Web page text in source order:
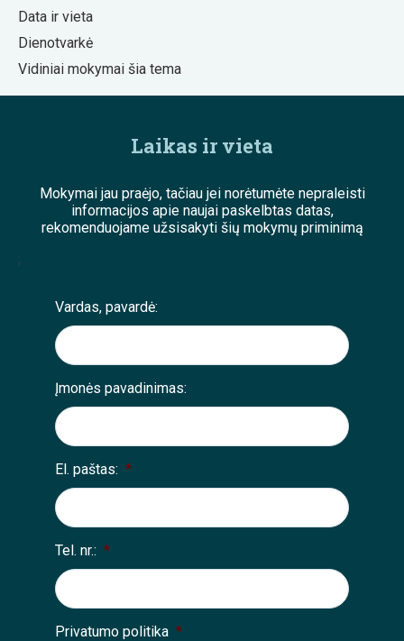
Data ir vieta
Dienotvarkė
Vidiniai mokymai šia tema
Laikas ir vieta
Mokymai jau praėjo, tačiau jei norėtumėte nepraleisti
informacijos apie naujai paskelbtas datas,
rekomenduojame užsisakyti šių mokymų priminimą
;
Vardas, pavardė:
Įmonės pavadinimas:
El. paštas: *
Tel. nr.: *
Privatumo politika *